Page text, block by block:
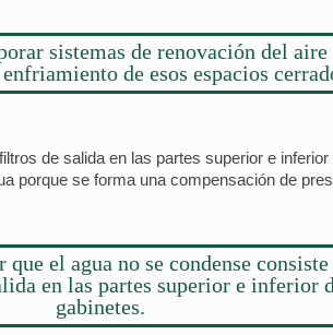
sistemas de renovación del aire
de esos espacios
de salida en las partes superior e
porque se forma una compensación de
el agua no se condense consiste
en las partes superior e inferior
gabinetes.